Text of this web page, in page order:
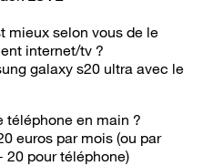
mieux selon vous de le
internet/tv ?
galaxy s20 ultra avec le
téléphone en main ?
euros par mois (ou par
20 pour téléphone)